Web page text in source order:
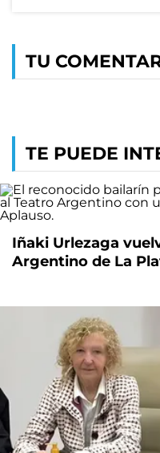
TU
TE PUEDE
Iñaki Urlezaga
Argentino de La